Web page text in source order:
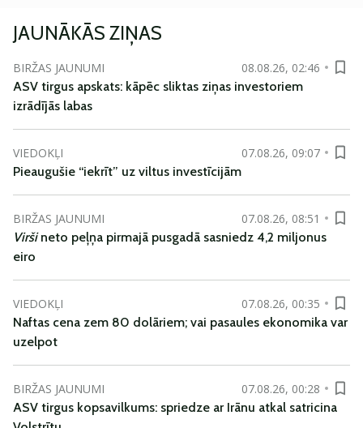
JAUNĀKĀS ZIŅAS
BIRŽAS JAUNUMI
08.08.26, 02:46
ASV tirgus apskats: kāpēc sliktas ziņas investoriem
izrādījās labas
VIEDOKĻI
07.08.26, 09:07
Pieaugušie “iekrīt” uz viltus investīcijām
BIRŽAS JAUNUMI
07.08.26, 08:51
Viršineto peļņa pirmajā pusgadā sasniedz 4,2 miljonus
eiro
VIEDOKĻI
07.08.26, 00:35
Naftas cena zem 80 dolāriem; vai pasaules ekonomika var
uzelpot
BIRŽAS JAUNUMI
07.08.26, 00:28
ASV tirgus kopsavilkums: spriedze ar Irānu atkal satricina